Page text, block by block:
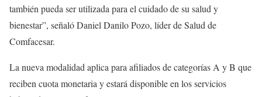
también pueda ser utilizada para el cuidado de su salud y
bienestar”, señaló Daniel Danilo Pozo, líder de Salud de
Comfacesar.
La nueva modalidad aplica para afiliados de categorías A y B que
reciben cuota monetaria y estará disponible en los servicios